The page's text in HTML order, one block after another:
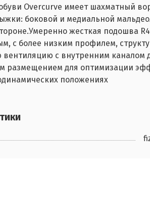
Overcurve имеет шахматный
боковой и медиальной
Умеренно жесткая подошва
с более низким профилем,
с внутренним каналом
размещением для оптимизации
положениях